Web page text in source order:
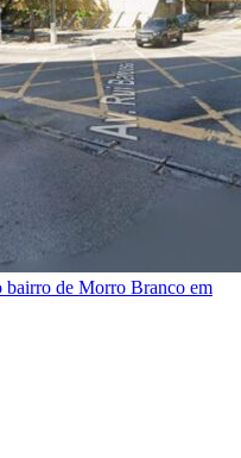
bairro de Morro Branco em